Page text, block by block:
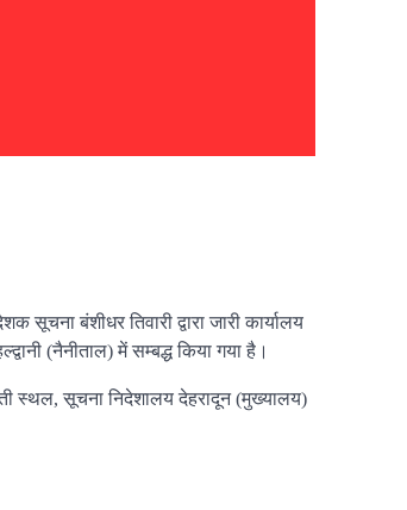
सूचना बंशीधर तिवारी द्वारा जारी कार्यालय
(नैनीताल) में सम्बद्ध किया गया है।
स्थल, सूचना निदेशालय देहरादून (मुख्यालय)